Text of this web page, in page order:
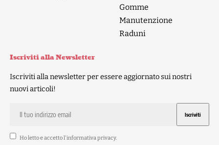
Gomme
Manutenzione
Raduni
Iscriviti alla Newsletter
Iscriviti alla newsletter per essere aggiornato sui nostri
nuovi articoli!
Ho letto e accetto l'informativa privacy.